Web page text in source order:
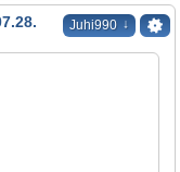
Juhi990 ↓